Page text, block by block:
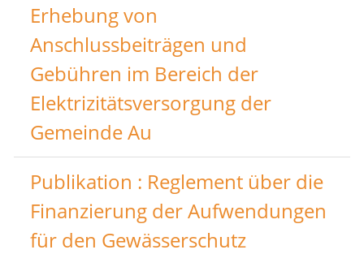
Erhebung von
Anschlussbeiträgen und
Gebühren im Bereich der
Elektrizitätsversorgung der
Gemeinde Au
Publikation : Reglement über die
Finanzierung der Aufwendungen
für den Gewässerschutz